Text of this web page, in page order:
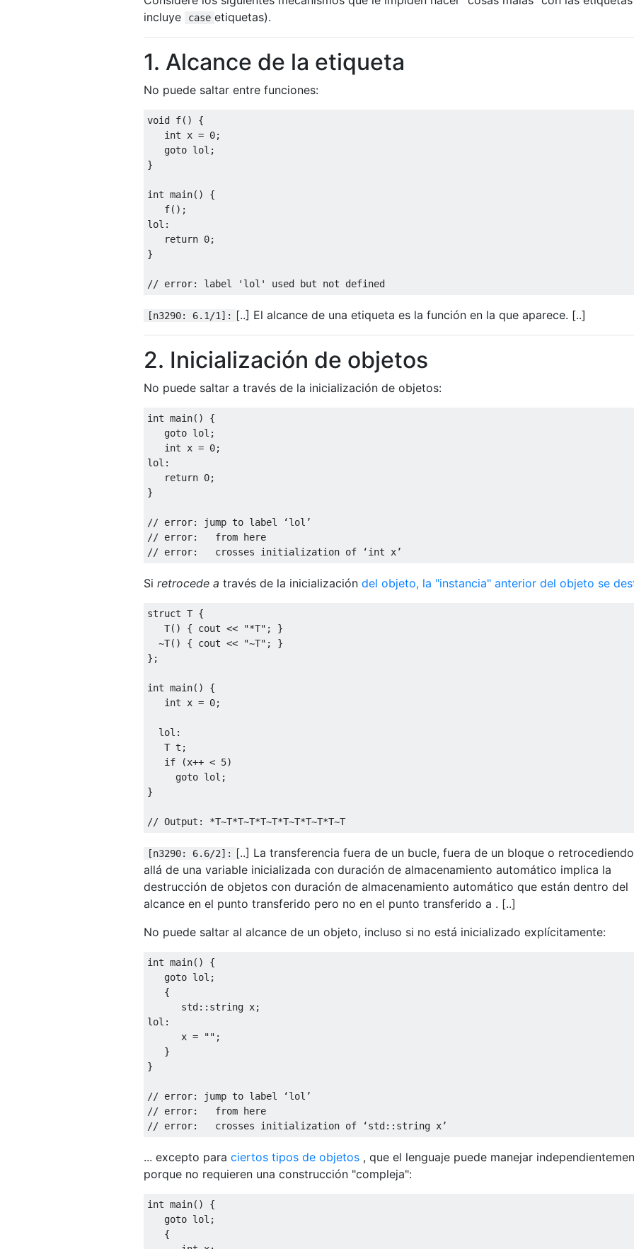
incluye
case etiquetas).
1. Alcance de la etiqueta
No puede saltar entre funciones:
void f()
{
int x = 0;
goto lol ;
}
int main()
{
   f
();
lol :
return 0;
}
// error: label 'lol' used but not defined
[n3290: 6.1/1]: [..] El alcance de una etiqueta es la función en la que aparece. [..]
2. Inicialización de objetos
No puede saltar a través de la inicialización de objetos:
int main()
{
goto lol ;
int x = 0;
lol :
return 0;
}
// error: jump to label ‘lol’
// error:   from here
// error:   crosses initialization of ‘int x’
Si retrocede a través de la inicialización del objeto, la "instancia" anterior del objeto se
struct T {
   T
() { cout << "*T" ;
}
~T() { cout << "~T" ;
}
};
int main()
{
int x = 0;
  lol
:
   T t
;
if
(x++ < 5)
goto lol ;
}
// Output: *T~T*T~T*T~T*T~T*T~T*T~T
[n3290: 6.6/2]: [..] La transferencia fuera de un bucle, fuera de un bloque o
allá de una variable inicializada con duración de almacenamiento automático implica la
destrucción de objetos con duración de almacenamiento automático que están dentro del
alcance en el punto transferido pero no en el punto transferido a . [..]
No puede saltar al alcance de un objeto, incluso si no está inicializado explícitamente:
int main()
{
goto lol ;
{
      std
:: string x;
lol :
      x
= "" ;
}
}
// error: jump to label ‘lol’
// error:   from here
// error:   crosses initialization of ‘std::string x’
... excepto para ciertos tipos de objetos , que el lenguaje puede manejar
porque no requieren una construcción "compleja":
int main()
{
goto lol ;
{